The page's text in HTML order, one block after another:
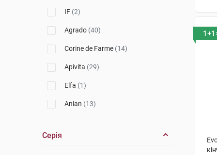
IF (2)
Agrado (40)
Corine de Farme (14)
Apivita (29)
Elfa (1)
Anian (13)
Серія